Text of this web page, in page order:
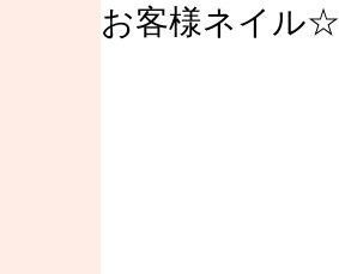
お客様ネイル☆